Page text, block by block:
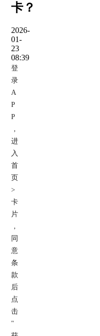
卡？
2026-
01-
23
08:39
登
录
A
P
P
，
进
入
首
页
>
卡
片
，
同
意
条
款
后
点
击
"